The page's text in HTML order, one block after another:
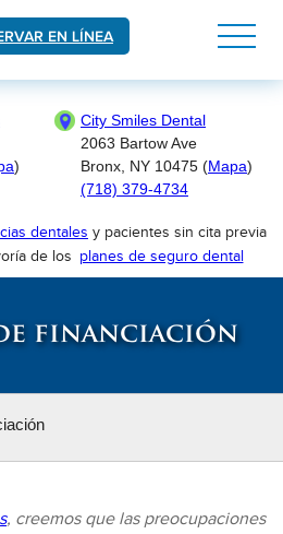
EN LÍNEA
)
City Smiles Dental
2063 Bartow Ave
Bronx, NY 10475 (Mapa)
(718) 379-4734
dentales y pacientes sin cita previa
de los planes de seguro dental
financiación
, creemos que las preocupaciones